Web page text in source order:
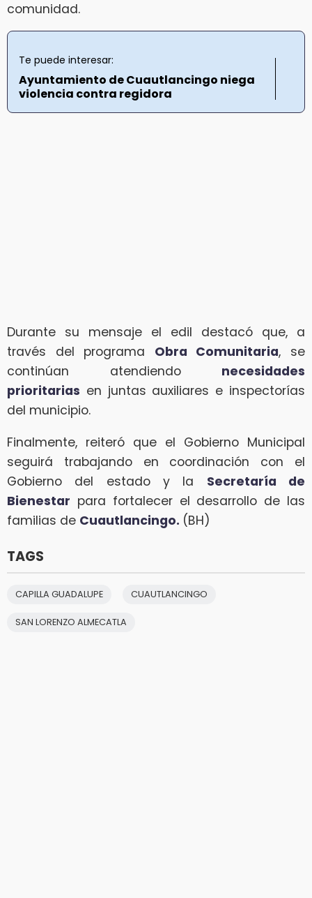
comunidad.
Te puede interesar:
Ayuntamiento de Cuautlancingo niega
violencia contra regidora
Durante su mensaje el edil destacó que, a
través del programa Obra Comunitaria, se
continúan atendiendo necesidades
prioritarias en juntas auxiliares e inspectorías
del municipio.
Finalmente, reiteró que el Gobierno Municipal
seguirá trabajando en coordinación con el
Gobierno del estado y la Secretaría de
Bienestar para fortalecer el desarrollo de las
familias de Cuautlancingo. (BH)
TAGS
CAPILLA GUADALUPE CUAUTLANCINGO
SAN LORENZO ALMECATLA